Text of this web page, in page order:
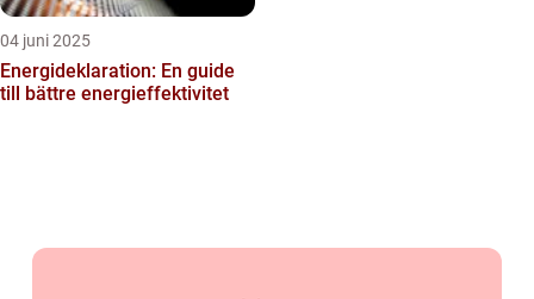
04 juni 2025
Energideklaration: En guide
till bättre energieffektivitet